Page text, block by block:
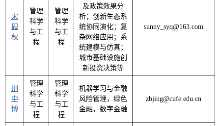
宋
砚
秋
管理
科学
与工
程
管理
科学
与工
程
及政策效果分
析；创新生态系
统协同演化；复
杂网络应用；系
统建模与仿真；
城市基础设施创
新投资决策等
sunny_syq@163.com
荆
中
博
管理
科学
与工
程
管理
科学
与工
程
机器学习与金融
风险管理，绿色
金融，数字金融
zbjing@cufe.edu.cn